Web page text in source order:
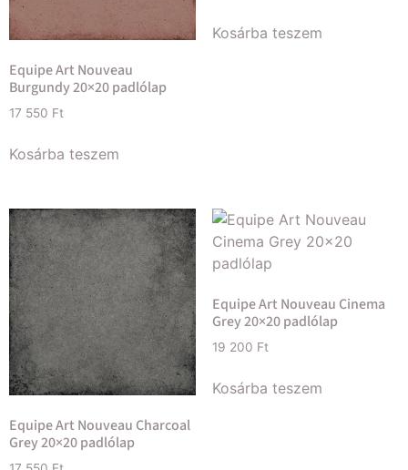
Equipe Art Nouveau
Burgundy 20×20 padlólap
17 550 Ft
Kosárba teszem
Kosárba teszem
Equipe Art Nouveau Charcoal
Grey 20×20 padlólap
Equipe Art Nouveau Cinema
Grey 20×20 padlólap
19 200 Ft
Kosárba teszem